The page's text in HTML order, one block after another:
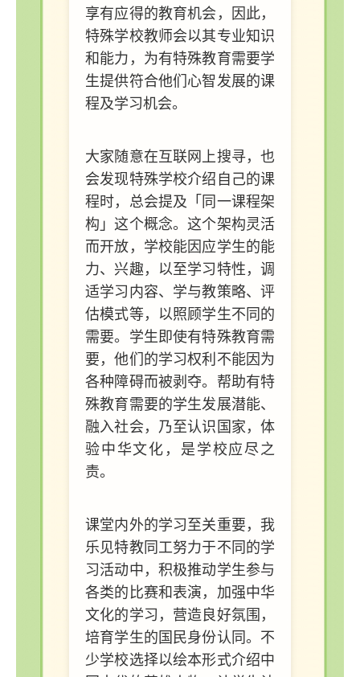
享有应得的教育机会，因此，
特殊学校教师会以其专业知识
和能力，为有特殊教育需要学
生提供符合他们心智发展的课
程及学习机会。
大家随意在互联网上搜寻，也
会发现特殊学校介绍自己的课
程时，总会提及「同一课程架
构」这个概念。这个架构灵活
而开放，学校能因应学生的能
力、兴趣，以至学习特性，调
适学习内容、学与教策略、评
估模式等，以照顾学生不同的
需要。学生即使有特殊教育需
要，他们的学习权利不能因为
各种障碍而被剥夺。帮助有特
殊教育需要的学生发展潜能、
融入社会，乃至认识国家，体
验中华文化，是学校应尽之
责。
课堂内外的学习至关重要，我
乐见特教同工努力于不同的学
习活动中，积极推动学生参与
各类的比赛和表演，加强中华
文化的学习，营造良好氛围，
培育学生的国民身份认同。不
少学校选择以绘本形式介绍中